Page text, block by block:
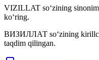
VIZILLAT so‘zining
ko‘ring.
ВИЗИЛЛАТ so‘zining
taqdim qilingan.